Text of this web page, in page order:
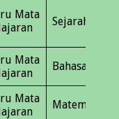
Mata
Sejarah
Mata
Bahasa
Mata
Matematika